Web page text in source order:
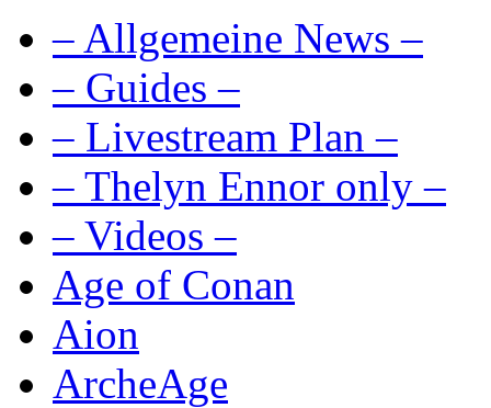
– Allgemeine News –
– Guides –
– Livestream Plan –
– Thelyn Ennor only –
– Videos –
Age of Conan
Aion
ArcheAge